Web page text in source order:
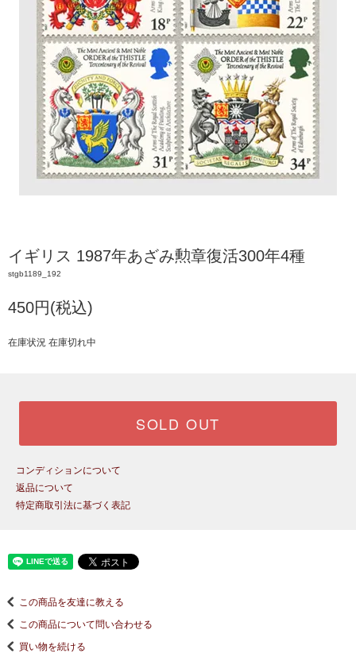
イギリス 1987年あざみ勲章復活300年4種
stgb1189_192
450円(税込)
在庫状況 在庫切れ中
SOLD OUT
コンディションについて
返品について
特定商取引法に基づく表記
この商品を友達に教える
この商品について問い合わせる
買い物を続ける